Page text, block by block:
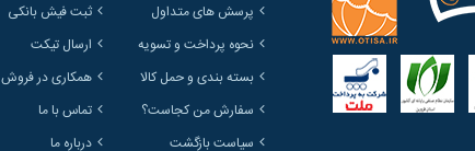
پرسش های متداول
نحوه پرداخت و تسویه
بسته بندی و حمل کالا
سفارش من کجاست؟
سیاست بازگشت
ثبت فیش بانکی
ارسال تیکت
همکاری در فروش
تماس با ما
درباره ما